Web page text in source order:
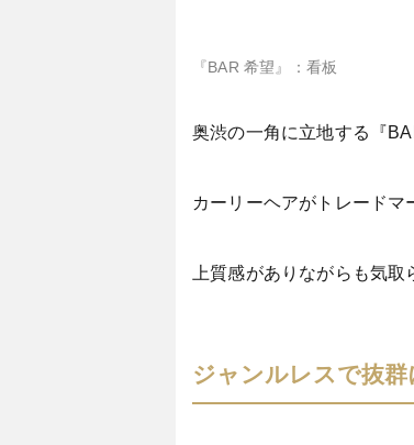
『BAR 希望』：看板
奥渋の一角に立地する『
カーリーヘアがトレードマ
上質感がありながらも気
ジャンルレスで抜